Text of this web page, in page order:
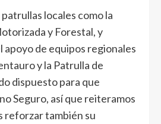
locales como la
y Forestal, y
de equipos regionales
y la Patrulla de
dispuesto para que
Seguro, así que reiteramos
reforzar también su